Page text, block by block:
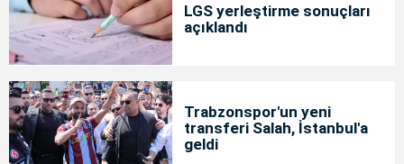
LGS yerleştirme sonuçları
açıklandı
Trabzonspor'un yeni
transferi Salah, İstanbul'a
geldi